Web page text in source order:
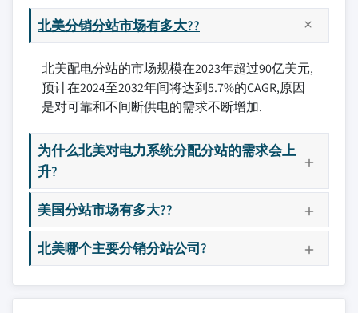
北美分销分站市场有多大??
北美配电分站的市场规模在2023年超过90亿美元,
预计在2024至2032年间将达到5.7%的CAGR,原因
是对可靠和不间断供电的需求不断增加.
为什么北美对电力系统分配分站的需求会上
升?
美国分站市场有多大??
北美哪个主要分销分站公司?